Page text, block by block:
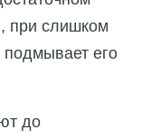
при слишком
подмывает его
до